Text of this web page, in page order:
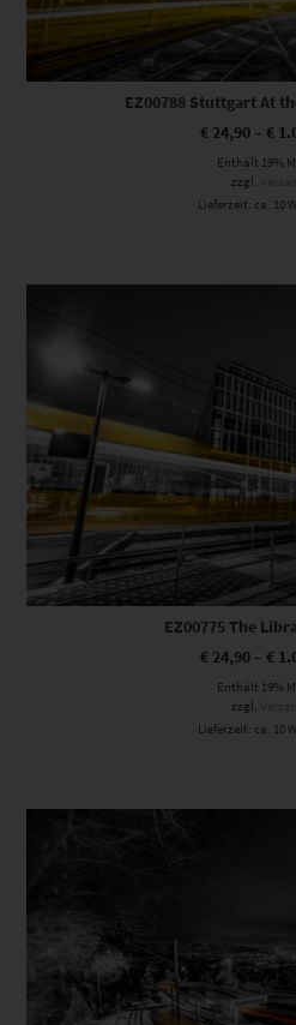
EZ00788 Stuttgart At
€24,90– €
Enthält 19%
zzgl.
Lieferzeit: ca. 10
Dieses Produkt weist mehrere Varianten auf.
EZ00775 The
€24,90– €
Enthält 19%
zzgl.
Lieferzeit: ca. 10
Dieses Produkt weist mehrere Varianten auf.